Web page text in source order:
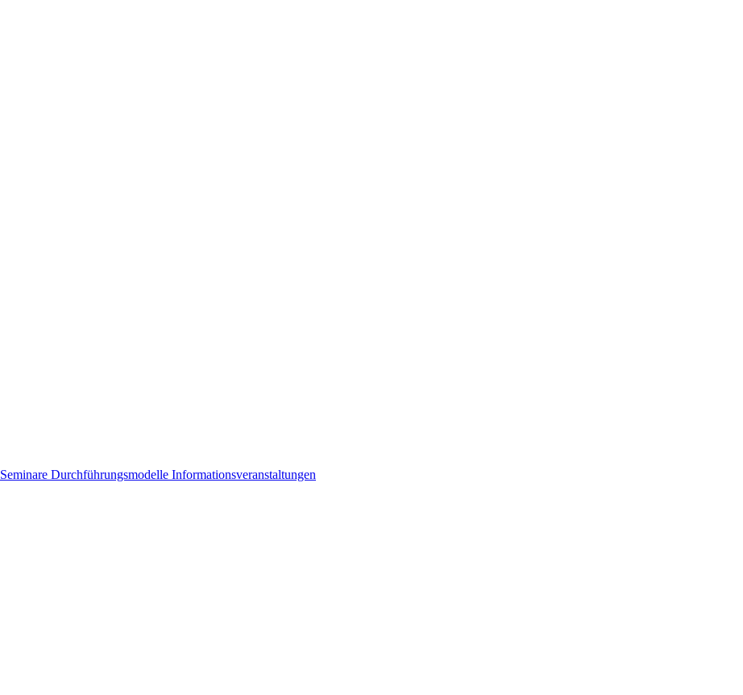
Seminare Durchführungsmodelle Informationsveranstaltungen